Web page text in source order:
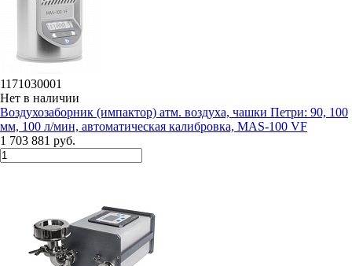
1171030001
Нет в наличии
Воздухозаборник (импактор) атм. воздуха, чашки Петри: 90, 100
мм, 100 л/мин, автоматическая калибровка, MAS-100 VF
1 703 881 руб.